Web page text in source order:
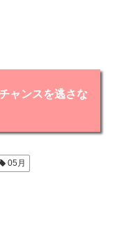
ャンスを逃さな
05月